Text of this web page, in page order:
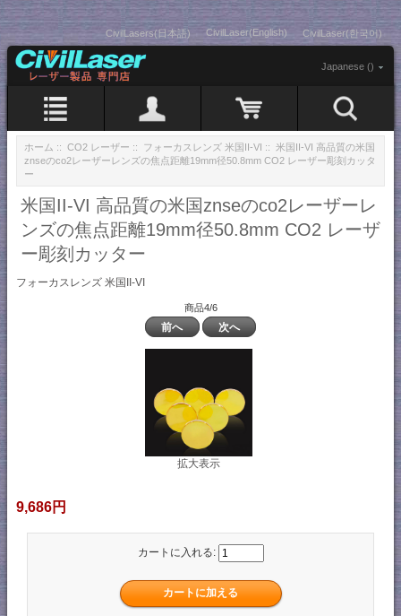
CivilLasers(日本語) CivilLaser(English) CivilLaser(한국어)
Japanese ()
ホーム :: CO2 レーザー :: フォーカスレンズ 米国II-VI :: 米国II-VI 高品質の米国
znseのco2レーザーレンズの焦点距離19mm径50.8mm CO2 レーザー彫刻カッタ
ー
米国II-VI 高品質の米国znseのco2レーザーレ
ンズの焦点距離19mm径50.8mm CO2 レーザ
ー彫刻カッター
フォーカスレンズ 米国II-VI
商品4/6
前へ 次へ
拡大表示
9,686円
カートに入れる: